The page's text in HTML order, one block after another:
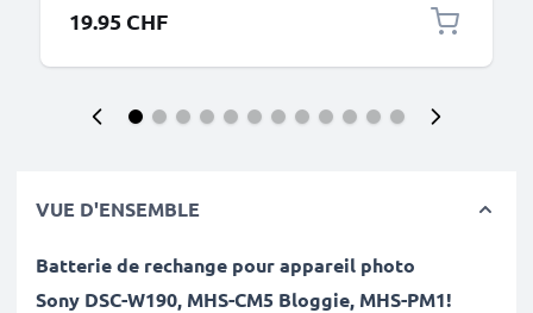
19.95 CHF
VUE D'ENSEMBLE
Batterie de rechange pour appareil photo
Sony DSC-W190, MHS-CM5 Bloggie, MHS-PM1!